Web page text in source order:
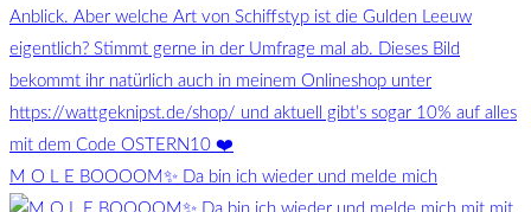
M O L E BOOOOM✨ Da bin ich wieder und melde mich